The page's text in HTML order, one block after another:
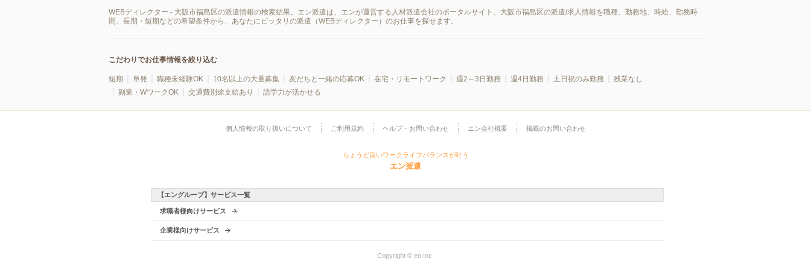
WEBディレクター - 大阪市福島区の派遣情報の検索結果。エン派遣は、エンが運営する人材派遣会社のポータルサイト。大阪市福島区の派遣/求人情報を職種、勤務地、時給、勤務時
間、長期・短期などの希望条件から、あなたにピッタリの派遣（WEBディレクター）のお仕事を探せます。
こだわりでお仕事情報を絞り込む
短期 単発 職種未経験OK 10名以上の大量募集 友だちと一緒の応募OK 在宅・リモートワーク 週2～3日勤務 週4日勤務 土日祝のみ勤務
残業なし
副業・WワークOK
交通費別途支給あり 語学力が活かせる
個人情報の取り扱いについて ご利用規約 ヘルプ・お問い合わせ エン会社概要 掲載のお問い合わせ
ちょうど良いワークライフバランスが叶う
エン派遣
【エングループ】サービス一覧
求職者様向けサービス
企業様向けサービス
Copyright © en Inc.